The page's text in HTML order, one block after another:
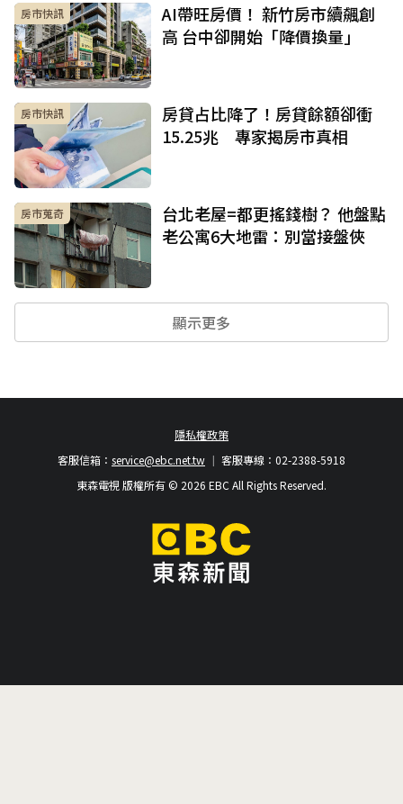
房市快訊
AI帶旺房價！ 新竹房市續飆創
高 台中卻開始「降價換量」
房市快訊
房貸占比降了！房貸餘額卻衝
15.25兆 專家揭房市真相
房市蒐奇
台北老屋=都更搖錢樹？ 他盤點
老公寓6大地雷：別當接盤俠
顯示更多
隱私權政策
客服專線：02-2388-5918
客服信箱： service@ebc.net.tw
東森電視 版權所有 © 2026 EBC All Rights Reserved.